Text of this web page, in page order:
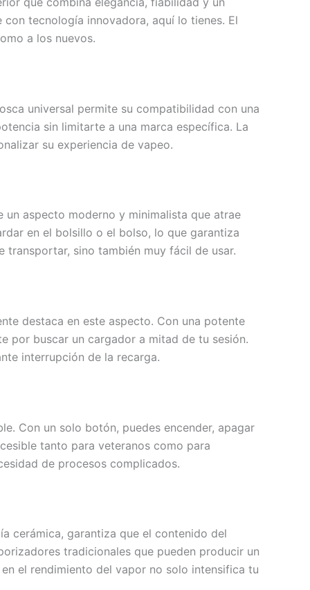
tecnología innovadora, aquí lo tienes. El
a los nuevos.
universal permite su compatibilidad con una
sin limitarte a una marca específica. La
su experiencia de vapeo.
un aspecto moderno y minimalista que atrae
en el bolsillo o el bolso, lo que garantiza
transportar, sino también muy fácil de usar.
destaca en este aspecto. Con una potente
por buscar un cargador a mitad de tu sesión.
interrupción de la recarga.
Con un solo botón, puedes encender, apagar
tanto para veteranos como para
de procesos complicados.
cerámica, garantiza que el contenido del
tradicionales que pueden producir un
el rendimiento del vapor no solo intensifica tu